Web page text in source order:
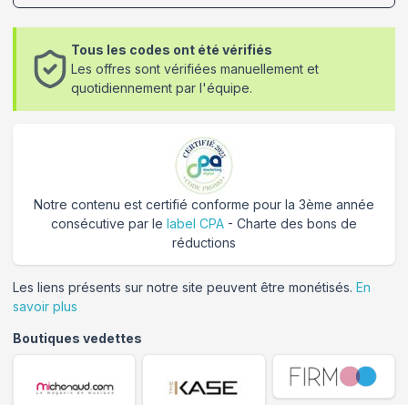
Tous les codes ont été vérifiés
Les offres sont vérifiées manuellement et
quotidiennement par l'équipe.
Notre contenu est certifié conforme pour la 3ème année
consécutive par le label CPA - Charte des bons de
réductions
Les liens présents sur notre site peuvent être monétisés. En
savoir plus
Boutiques vedettes